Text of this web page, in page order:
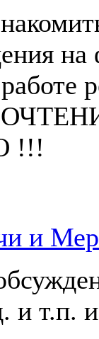
!!!
и
и т.п.